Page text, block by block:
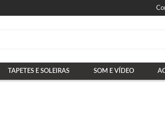
TAPETES E SOLEIRAS SOM E VÍDEO